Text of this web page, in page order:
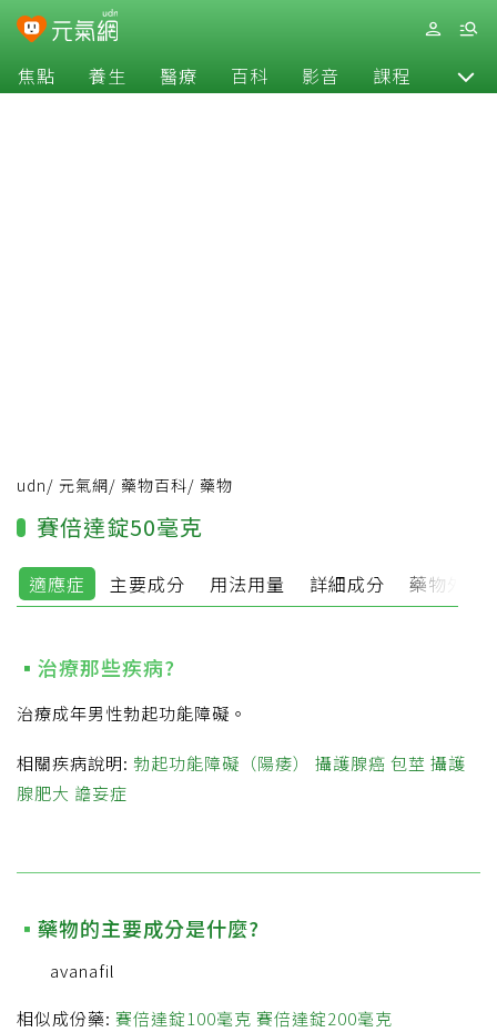
焦點 養生 醫療 百科 影音 課程 退休
udn/ 元氣網/ 藥物百科/ 藥物
賽倍達錠50毫克
適應症 主要成分 用法用量 詳細成分 藥物外觀
治療那些疾病?
治療成年男性勃起功能障礙。
相關疾病說明: 勃起功能障礙（陽痿） 攝護腺癌 包莖 攝護
腺肥大 譫妄症
藥物的主要成分是什麼?
avanafil
相似成份藥: 賽倍達錠100毫克 賽倍達錠200毫克